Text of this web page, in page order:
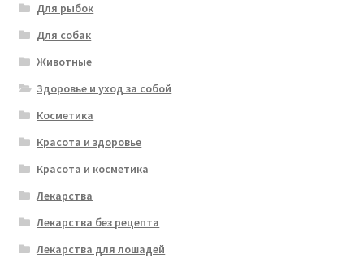
Для рыбок
Для собак
Животные
Здоровье и уход за собой
Косметика
Красота и здоровье
Красота и косметика
Лекарства
Лекарства без рецепта
Лекарства для лошадей